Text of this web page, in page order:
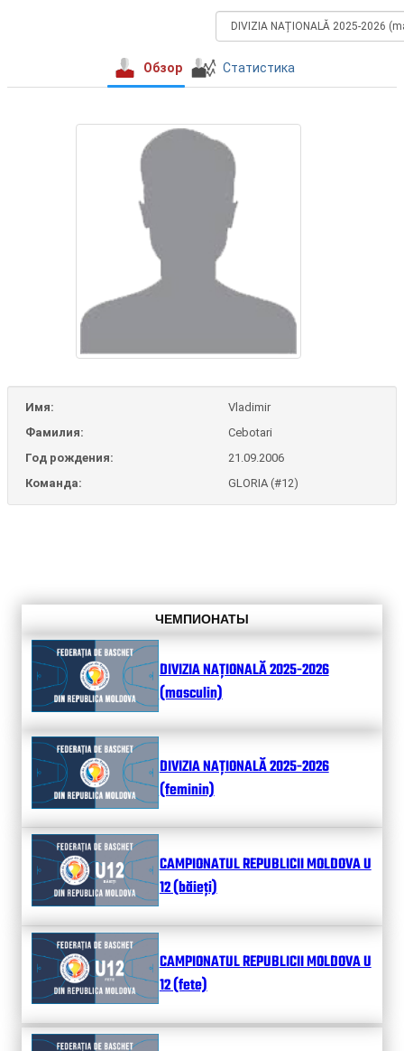
Обзор Статистика
Имя:
Vladimir
Фамилия:
Cebotari
Год рождения:
21.09.2006
Команда:
GLORIA (#12)
ЧЕМПИОНАТЫ
DIVIZIA NAȚIONALĂ 2025-2026
(masculin)
DIVIZIA NAȚIONALĂ 2025-2026
(feminin)
CAMPIONATUL REPUBLICII MOLDOVA U
12 (băieți)
CAMPIONATUL REPUBLICII MOLDOVA U
12 (fete)